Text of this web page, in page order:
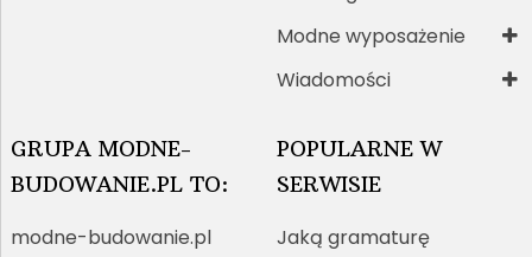
Modne wyposażenie
Wiadomości
GRUPA MODNE-
BUDOWANIE.PL TO:
modne-budowanie.pl
POPULARNE W
SERWISIE
Jaką gramaturę